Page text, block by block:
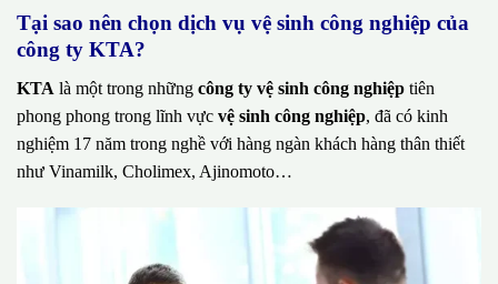
Tại sao nên chọn dịch vụ vệ sinh công nghiệp của
công ty KTA?
KTA là một trong những công ty vệ sinh công nghiệp tiên
phong phong trong lĩnh vực vệ sinh công nghiệp, đã có kinh
nghiệm 17 năm trong nghề với hàng ngàn khách hàng thân thiết
như Vinamilk, Cholimex, Ajinomoto…